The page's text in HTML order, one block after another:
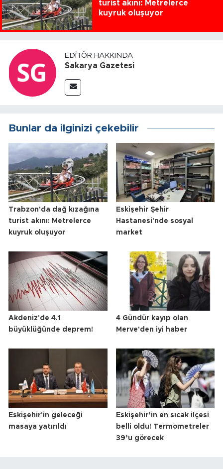
turist akını: Metrelerce
kuyruk oluşuyor
EDITÖR HAKKINDA
Sakarya Gazetesi
Bunlar da ilginizi çekebilir
Trabzon'da dağ kızağına
turist akını: Metrelerce
kuyruk oluşuyor
Eskişehir Şehir
Hastanesi'nde sosyal
market
Akdeniz'de 4.1
büyüklüğünde deprem!
4 Gündür kayıp olan
Merve'den iyi haber
Eskişehir'in geleceği
masaya yatırıldı
Eskişehir’in en sıcak ilçesi
belli oldu! Termometreler
39’u görecek